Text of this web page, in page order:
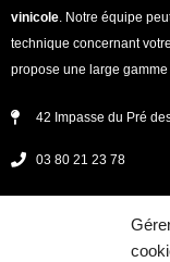
vinicole . Notre équipe
technique concernant
propose une large
42 Impasse du Pré
03 80 21 23 78
Lundi - jeudi : 08h00